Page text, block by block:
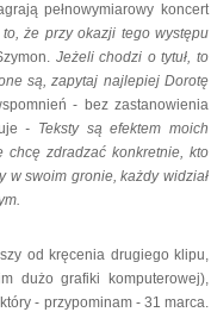
pełnowymiarowy koncert
że przy okazji tego występu
Jeżeli chodzi o tytuł, to
są, zapytaj najlepiej Dorotę
- bez zastanowienia
- Teksty są efektem moich
chcę zdradzać konkretnie, kto
w swoim gronie, każdy widział
od kręcenia drugiego klipu,
dużo grafiki komputerowej),
- przypominam - 31 marca.